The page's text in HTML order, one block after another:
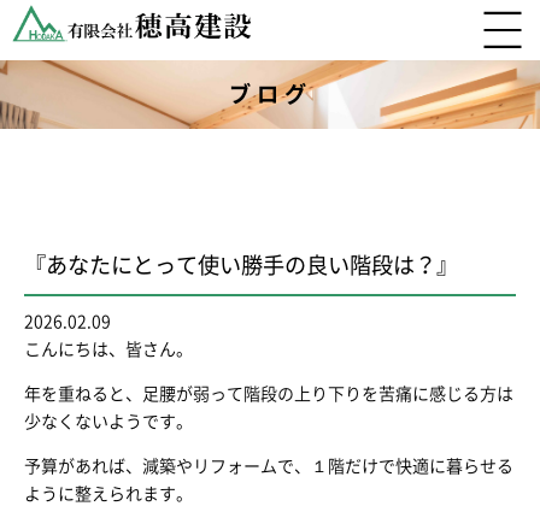
ブログ
『あなたにとって使い勝手の良い階段は？』
2026.02.09
こんにちは、皆さん。
年を重ねると、足腰が弱って階段の上り下りを苦痛に感じる方は
少なくないようです。
予算があれば、減築やリフォームで、１階だけで快適に暮らせる
ように整えられます。